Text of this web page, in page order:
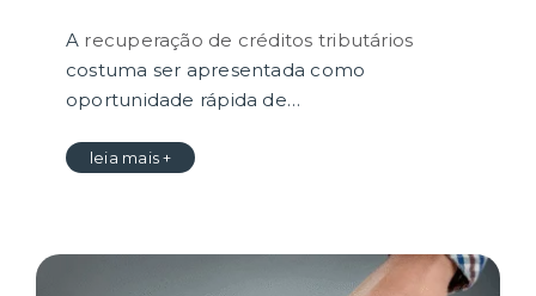
A recuperação de créditos tributários
costuma ser apresentada como
oportunidade rápida de…
leia mais +